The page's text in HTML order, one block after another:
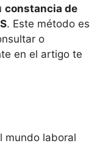
constancia de
. Este método es
o
en el artigo te
mundo laboral